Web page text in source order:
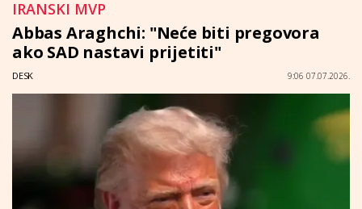
IRANSKI MVP
Abbas Araghchi: "Neće biti pregovora
ako SAD nastavi prijetiti"
DESK 9:06 07.07.2026.